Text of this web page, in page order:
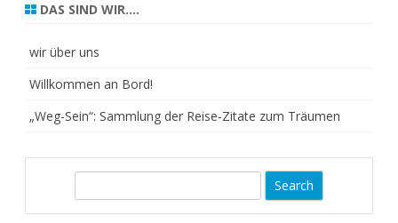
DAS SIND WIR….
wir über uns
Willkommen an Bord!
„Weg-Sein“: Sammlung der Reise-Zitate zum Träumen